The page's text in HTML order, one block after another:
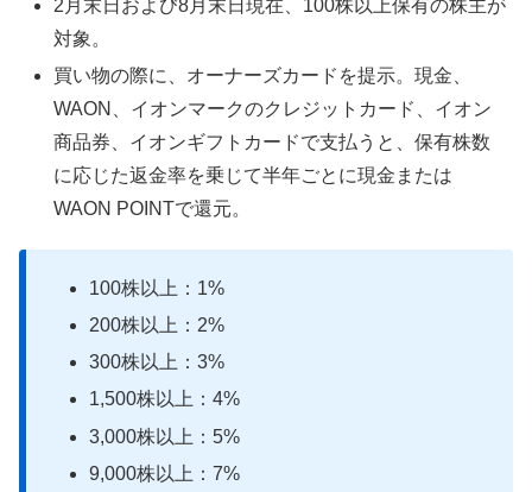
2月末日および8月末日現在、100株以上保有の株主が
対象。
買い物の際に、オーナーズカードを提示。現金、
WAON、イオンマークのクレジットカード、イオン
商品券、イオンギフトカードで支払うと、保有株数
に応じた返金率を乗じて半年ごとに現金または
WAON POINTで還元。
100株以上：1%
200株以上：2%
300株以上：3%
1,500株以上：4%
3,000株以上：5%
9,000株以上：7%